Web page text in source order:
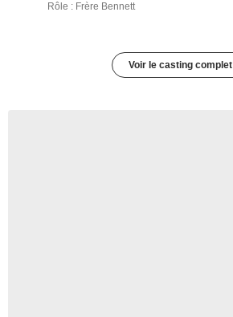
Rôle : Frère Bennett
Voir le casting complet